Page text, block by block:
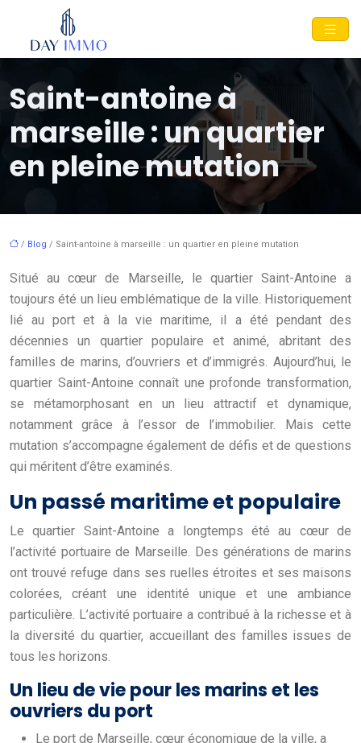
Saint-antoine à
marseille : un quartier
en pleine mutation
/ Blog / Saint-antoine à marseille : un quartier en pleine mutation
Situé au cœur de Marseille, le quartier Saint-Antoine a
toujours été un lieu emblématique de la ville. Historiquement
lié au port et à la vie maritime, il a été pendant des
décennies un quartier populaire et animé, abritant des
familles de marins, d’ouvriers et d’immigrés. Aujourd’hui, le
quartier Saint-Antoine connaît une profonde transformation,
se métamorphosant en un lieu attractif et dynamique,
notamment grâce à l’essor de l’immobilier. Mais cette
mutation s’accompagne également de défis et de questions
qui méritent d’être examinés.
Un passé maritime et populaire
Le quartier Saint-Antoine a longtemps été au cœur de
l’activité portuaire de Marseille. Des générations de marins
ont trouvé refuge dans ses ruelles étroites et ses maisons
colorées, créant une identité unique et une ambiance
particulière. L’activité portuaire a contribué à la richesse et à
la diversité du quartier, accueillant des familles issues de
tous les horizons.
Un lieu de vie pour les marins et les
ouvriers du port
Le port de Marseille, cœur économique de la ville, a